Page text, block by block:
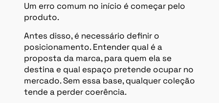
Um erro comum no início é começar pelo
produto.
Antes disso, é necessário definir o
posicionamento. Entender qual é a
proposta da marca, para quem ela se
destina e qual espaço pretende ocupar no
mercado. Sem essa base, qualquer coleção
tende a perder coerência.